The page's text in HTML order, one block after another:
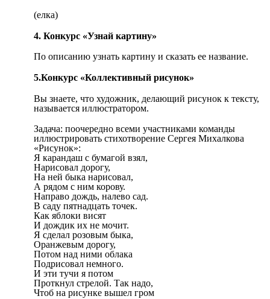
(елка)
4. Конкурс «Узнай картину»
По описанию узнать картину и сказать ее название.
5.Конкурс «Коллективный рисунок»
Вы знаете, что художник, делающий рисунок к тексту,
называется иллюстратором.
Задача: поочередно всеми участниками команды
иллюстрировать стихотворение Сергея Михалкова
«Рисунок»:
Я карандаш с бумагой взял,
Нарисовал дорогу,
На ней быка нарисовал,
А рядом с ним корову.
Направо дождь, налево сад.
В саду пятнадцать точек.
Как яблоки висят
И дождик их не мочит.
Я сделал розовым быка,
Оранжевым дорогу,
Потом над ними облака
Подрисовал немного.
И эти тучи я потом
Проткнул стрелой. Так надо,
Чтоб на рисунке вышел гром